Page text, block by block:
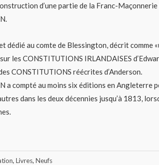
d’une partie de la Franc-
dédié au comte de Blessington, décrit comme
les CONSTITUTIONS IRLANDAISES
CONSTITUTIONS réécrites d’Anderson.
a compté au moins six éditions en Angleterre
dans les deux décennies jusqu’à 1813,
, Livres, Neufs